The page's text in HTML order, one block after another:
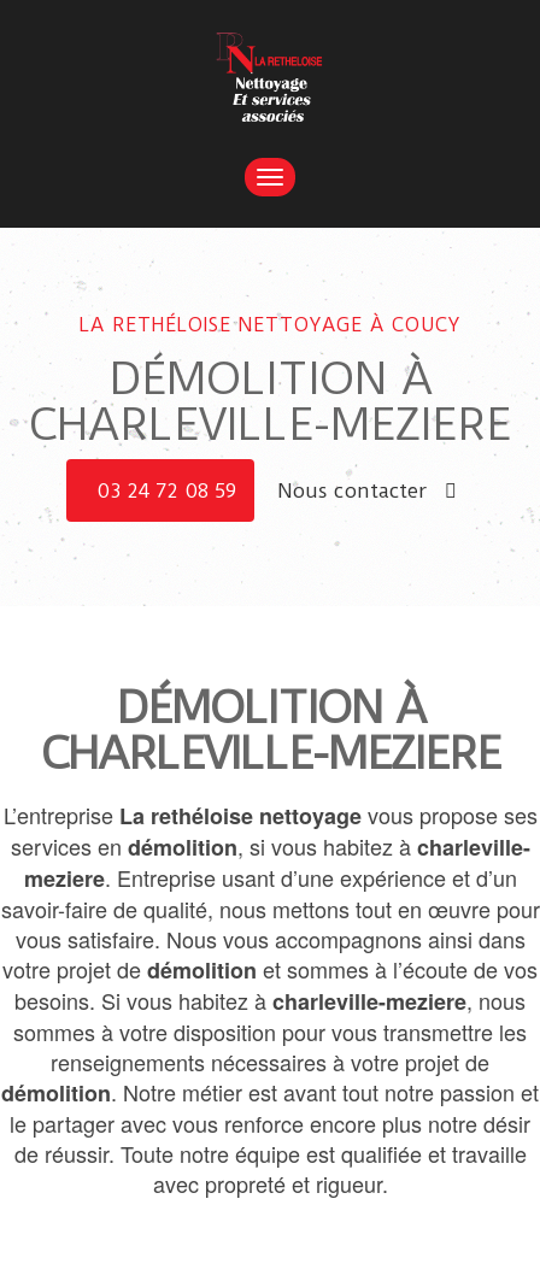
TOGGLE
NAVIGATION
LA RETHÉLOISE NETTOYAGE À COUCY
DÉMOLITION À
CHARLEVILLE-MEZIERE
03 24 72 08 59 Nous contacter
DÉMOLITION À
CHARLEVILLE-MEZIERE
L’entreprise La rethéloise nettoyagevous propose ses
services en démolition, si vous habitez àcharleville-
meziere. Entreprise usant d’une expérience et d’un
savoir-faire de qualité, nous mettons tout en œuvre pour
vous satisfaire. Nous vous accompagnons ainsi dans
votre projet dedémolition et sommes à l’écoute de vos
besoins. Si vous habitez àcharleville-meziere, nous
sommes à votre disposition pour vous transmettre les
renseignements nécessaires à votre projet de
démolition. Notre métier est avant tout notre passion et
le partager avec vous renforce encore plus notre désir
de réussir. Toute notre équipe est qualifiée et travaille
avec propreté et rigueur.